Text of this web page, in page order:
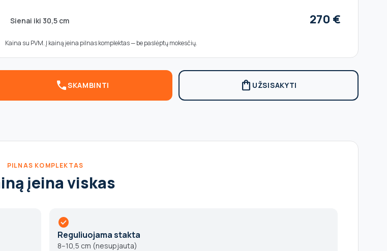
Sienai iki 30,5 cm 270 €
Kaina su PVM. Į kainą įeina pilnas komplektas — be paslėptų mokesčių.
callSKAMBINTI shopping_bag UŽSISAKYTI
PILNAS KOMPLEKTAS
įeina viskas
check_circle
Reguliuojama stakta
8–10,5 cm (nesupjauta)